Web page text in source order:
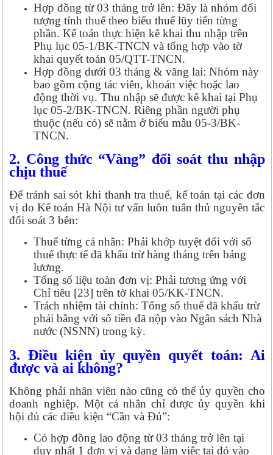
Hợp đồng từ 03 tháng trở lên: Đây là nhóm đối
tượng tính thuế theo biểu thuế lũy tiến từng
phần. Kế toán thực hiện kê khai thu nhập trên
Phụ lục 05-1/BK-TNCN và tổng hợp vào tờ
khai quyết toán 05/QTT-TNCN.
Hợp đồng dưới 03 tháng & vãng lai: Nhóm này
bao gồm cộng tác viên, khoán việc hoặc lao
động thời vụ. Thu nhập sẽ được kê khai tại Phụ
lục 05-2/BK-TNCN. Riêng phần người phụ
thuộc (nếu có) sẽ nằm ở biểu mẫu 05-3/BK-
TNCN.
2. Công thức “Vàng” đối soát thu nhập
chịu thuế
Để tránh sai sót khi thanh tra thuế, kế toán tại các đơn
vị do Kế toán Hà Nội tư vấn luôn tuân thủ nguyên tắc
đối soát 3 bên:
Thuế từng cá nhân: Phải khớp tuyệt đối với số
thuế thực tế đã khấu trừ hàng tháng trên bảng
lương.
Tổng số liệu toàn đơn vị: Phải tương ứng với
Chỉ tiêu [23] trên tờ khai 05/KK-TNCN.
Trách nhiệm tài chính: Tổng số thuế đã khấu trừ
phải bằng với số tiền đã nộp vào Ngân sách Nhà
nước (NSNN) trong kỳ.
3. Điều kiện ủy quyền quyết toán: Ai
được và ai không?
Không phải nhân viên nào cũng có thể ủy quyền cho
doanh nghiệp. Một cá nhân chỉ được ủy quyền khi
hội đủ các điều kiện “Cần và Đủ”:
Có hợp đồng lao động từ 03 tháng trở lên tại
duy nhất 1 đơn vị và đang làm việc tại đó vào